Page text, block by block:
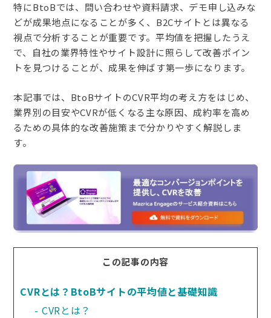
特にBtoBでは、問い合わせや資料請求、デモ申し込みな
どが成果地点になることが多く、B2Cサイトとは異なる
視点で分析することが重要です。平均値を把握したうえ
で、自社の業界特性やサイト設計に照らして改善ポイン
トを見つけることが、成果を伸ばす第一歩になります。
本記事では、BtoBサイトのCVR平均の考え方をはじめ、
業界別の目安やCVRが低くなる主な原因、成約率を高め
るための具体的な改善施策まで分かりやすく解説しま
す。
この記事の内容
CVRとは？BtoBサイトの平均値と基礎知識
CVRとは？